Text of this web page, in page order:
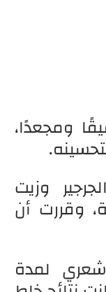
ومجعدًا،
وزيت
وقررت أن
لمدة